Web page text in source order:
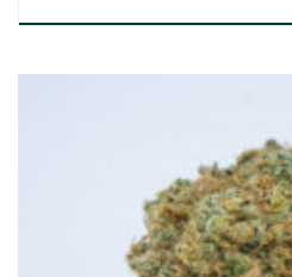
Argentyna legalizuje medyczną
badawczy. Ustawodawstwo […]